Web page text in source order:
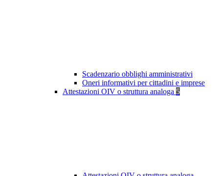
Scadenzario obblighi amministrativi
Oneri informativi per cittadini e imprese
Attestazioni OIV o struttura analoga 5